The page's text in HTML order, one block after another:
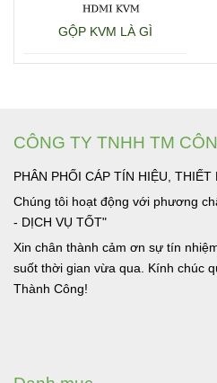
GỘP KVM LÀ GÌ
CÔNG TY TNHH TM
PHÂN PHỐI CÁP TÍN HIỆU,
Chúng tôi hoạt động với phương
- DỊCH VỤ TỐT"
Xin chân thành cảm ơn sự tín
suốt thời gian vừa qua. Kính chúc
Thành Công!